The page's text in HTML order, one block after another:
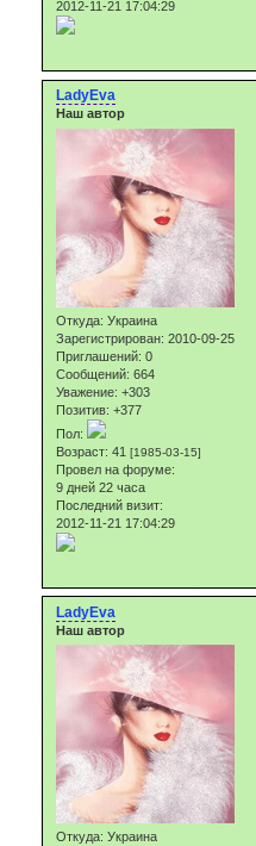
2012-11-21 17:04:29
LadyEva
Наш автор
Откуда: Украина
Зарегистрирован: 2010-09-25
Приглашений: 0
Сообщений: 664
Уважение: +303
Позитив: +377
Пол:
Возраст: 41 [1985-03-15]
Провел на форуме:
9 дней 22 часа
Последний визит:
2012-11-21 17:04:29
LadyEva
Наш автор
Откуда: Украина